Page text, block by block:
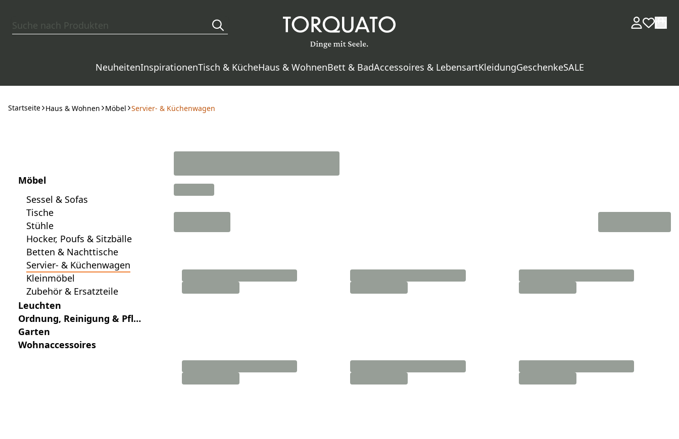
NeuheitenInspirationenTisch & KücheHaus & WohnenBett & BadAccessoires & LebensartKleidungGeschenkeSALE
Startseite Haus & Wohnen Möbel Servier- & Küchenwagen
Möbel
Sessel & Sofas
Tische
Stühle
Hocker, Poufs & Sitzbälle
Betten & Nachttische
Servier- & Küchenwagen
Kleinmöbel
Zubehör & Ersatzteile
Leuchten
Ordnung, Reinigung & Pfle
ge
Garten
Wohnaccessoires